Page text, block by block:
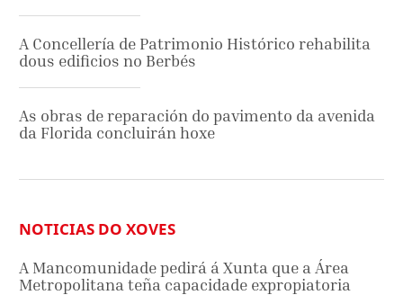
A Concellería de Patrimonio Histórico rehabilita
dous edificios no Berbés
As obras de reparación do pavimento da avenida
da Florida concluirán hoxe
NOTICIAS DO XOVES
A Mancomunidade pedirá á Xunta que a Área
Metropolitana teña capacidade expropiatoria